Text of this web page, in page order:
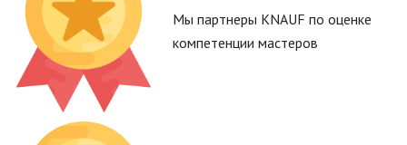
Мы партнеры KNAUF по оценке
компетенции мастеров